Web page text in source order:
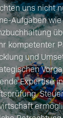
uns nicht
Aufgaben
kompetenter
und
Expertise